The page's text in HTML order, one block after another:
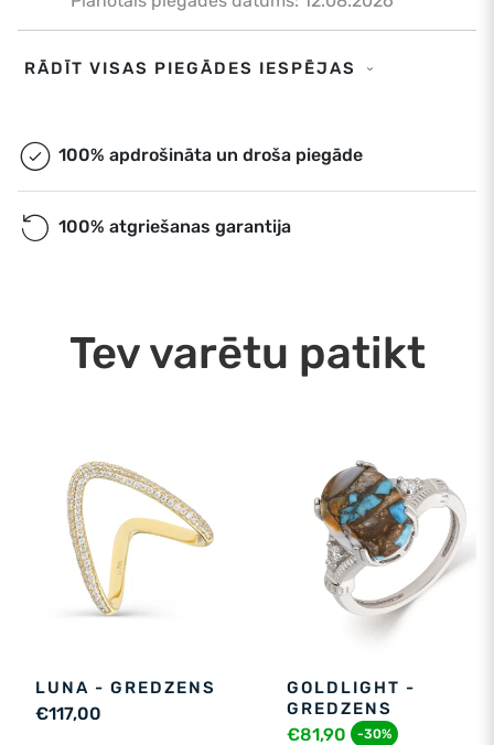
DPD. Piegāde uz adresi. €6,50
Omniva. Piegāde uz pakomātu. Bezmaksas
Plānotais piegādes datums: 12.08.2026
Ekspress piegāde. €9,00
RĀDĪT VISAS PIEGĀDES IESPĒJAS
100% apdrošināta un droša piegāde
100% atgriešanas garantija
Tev varētu patikt
LUNA - GREDZENS
€117,00
GOLDLIGHT -
GREDZENS
€81,90 -30%